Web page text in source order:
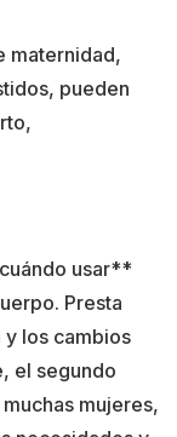
maternidad,
pueden
usar**
Presta
y los cambios
el segundo
mujeres,